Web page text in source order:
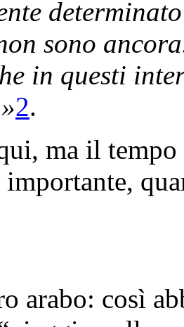
sono
in questi
2.
ma il
importante,
arabo: così